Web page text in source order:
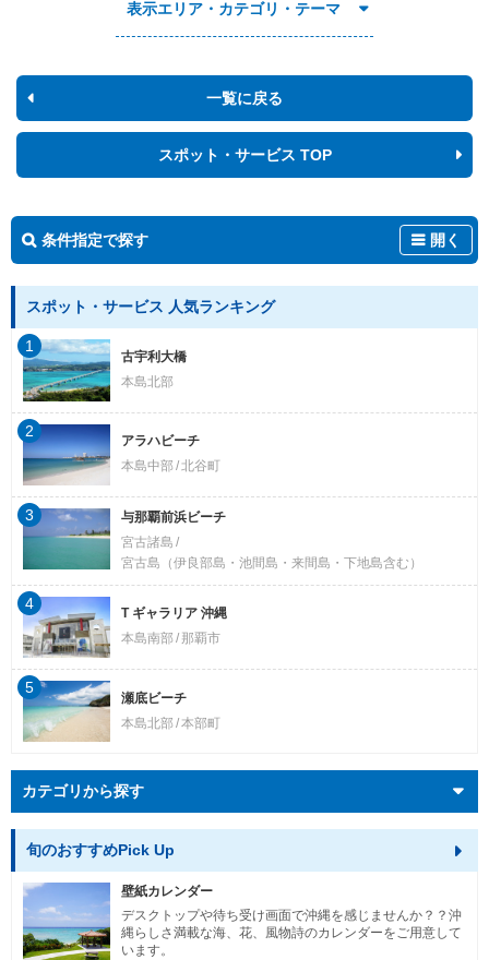
表示エリア・カテゴリ・テーマ
一覧に戻る
スポット・サービス TOP
条件指定で探す 開く
スポット・サービス 人気ランキング
古宇利大橋
本島北部
1
アラハビーチ
本島中部 北谷町
2
与那覇前浜ビーチ
宮古諸島
宮古島（伊良部島・池間島・来間島・下地島含む）
3
T ギャラリア 沖縄
本島南部
那覇市
4
瀬底ビーチ
本島北部 本部町
5
カテゴリから探す
旬のおすすめPick Up
壁紙カレンダー
デスクトップや待ち受け画面で沖縄を感じませんか？？沖
縄らしさ満載な海、花、風物詩のカレンダーをご用意して
います。